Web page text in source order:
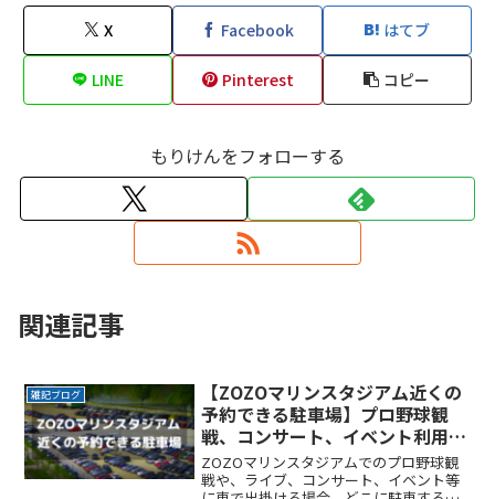
X Facebook はてブ
LINE Pinterest コピー
もりけんをフォローする
関連記事
雑記ブログ
【ZOZOマリンスタジアム近くの
予約できる駐車場】プロ野球観
戦、コンサート、イベント利用に
便利
ZOZOマリンスタジアムでのプロ野球観
戦や、ライブ、コンサート、イベント等